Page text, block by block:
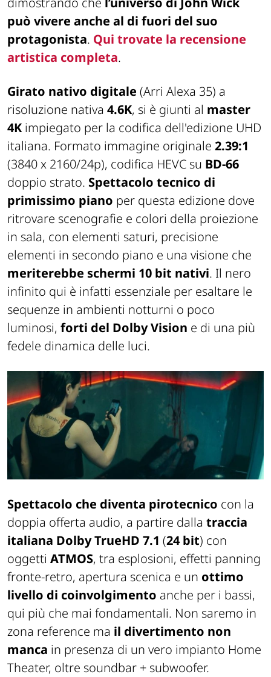
può vivere anche al di fuori del suo
protagonista. Qui trovate la recensione
artistica completa.
Girato nativo digitale (Arri Alexa 35) a
risoluzione nativa 4.6K, si è giunti al master
4K impiegato per la codifica dell'edizione UHD
italiana. Formato immagine originale 2.39:1
(3840 x 2160/24p), codifica HEVC su BD-66
doppio strato. Spettacolo tecnico di
primissimo piano per questa edizione dove
ritrovare scenografie e colori della proiezione
in sala, con elementi saturi, precisione
elementi in secondo piano e una visione che
meriterebbe schermi 10 bit nativi. Il nero
infinito qui è infatti essenziale per esaltare le
sequenze in ambienti notturni o poco
luminosi, forti del Dolby Vision e di una più
fedele dinamica delle luci.
Spettacolo che diventa pirotecnico con la
doppia offerta audio, a partire dalla traccia
italiana Dolby TrueHD 7.1 (24 bit) con
oggetti ATMOS, tra esplosioni, effetti panning
fronte-retro, apertura scenica e un ottimo
livello di coinvolgimento anche per i bassi,
qui più che mai fondamentali. Non saremo in
zona reference ma il divertimento non
manca in presenza di un vero impianto Home
Theater, oltre soundbar + subwoofer.